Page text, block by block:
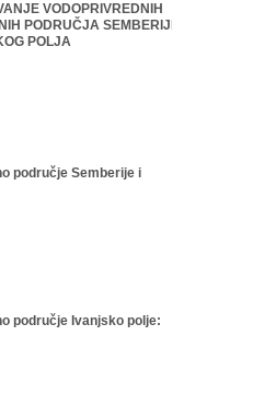
VODOPRIVREDNIH
PODRUČJA SEMBERIJE,
POLJA
područje Semberije i
područje Ivanjsko polje: